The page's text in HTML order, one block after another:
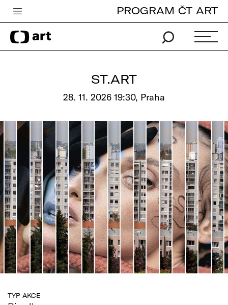
Česká televize
Zpravodajství
Pro děti
edu
Vše o ČT
PROGRAM ČT ART
ST.ART
28. 11. 2026 19:30, Praha
TYP AKCE